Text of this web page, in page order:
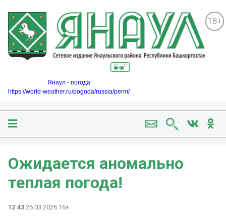
18+
Янаул - погода
https://world-weather.ru/pogoda/russia/perm/
Ожидается аномально
теплая погода!
12:43 26.03.2026 16+